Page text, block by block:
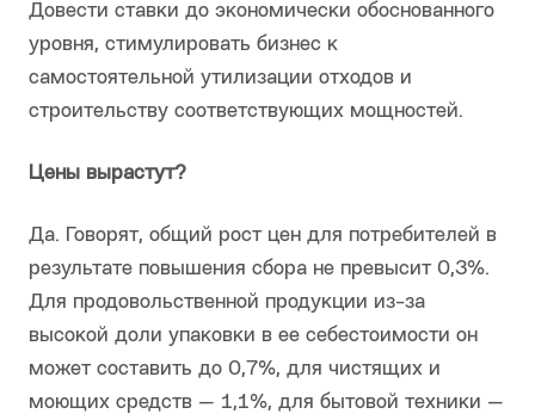
Довести ставки до экономически обоснованного
уровня, стимулировать бизнес к
самостоятельной утилизации отходов и
строительству соответствующих мощностей.
Цены вырастут?
Да. Говорят, общий рост цен для потребителей в
результате повышения сбора не превысит 0,3%.
Для продовольственной продукции из-за
высокой доли упаковки в ее себестоимости он
может составить до 0,7%, для чистящих и
моющих средств — 1,1%, для бытовой техники —